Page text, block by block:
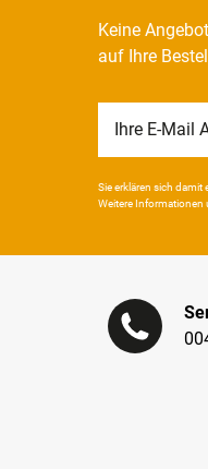
Keine
auf Ihre
Honig
Sie erklären sich damit
Weitere Infor­mationen